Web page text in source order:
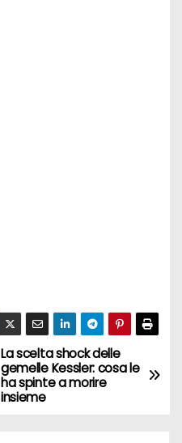
La scelta shock delle
gemelle Kessler: cosa le
ha spinte a morire
insieme